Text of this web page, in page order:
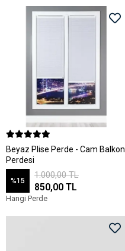
Beyaz Plise Perde - Cam Balkon
Perdesi
%15
1.000,00 TL
850,00 TL
Hangi Perde